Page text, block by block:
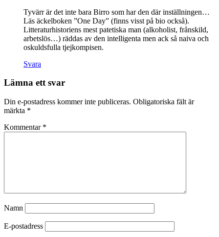
Tyvärr är det inte bara Birro som har den där inställningen…
Läs äckelboken ”One Day” (finns visst på bio också).
Litteraturhistoriens mest patetiska man (alkoholist, frånskild,
arbetslös…) räddas av den intelligenta men ack så naiva och
oskuldsfulla tjejkompisen.
Svara
Lämna ett svar
Din e-postadress kommer inte publiceras. Obligatoriska fält är
märkta *
Kommentar *
Namn
E-postadress